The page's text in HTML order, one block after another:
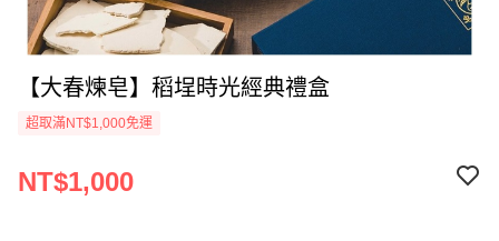
【大春煉皂】稻埕時光經典禮盒
超取滿NT$1,000免運
NT$1,000